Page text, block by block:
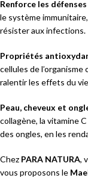
Renforce les
le système
résister aux infections.
Propriétés
cellules de
ralentir les effets du
Peau, cheveux et
collagène, la vitamine
des ongles, en les
Chez PARA NATURA,
vous proposons le